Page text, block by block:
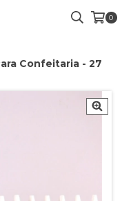
0
Confeitaria - 27